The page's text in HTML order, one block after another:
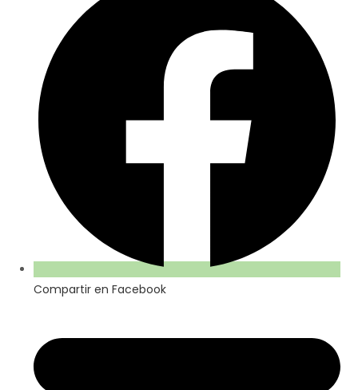
Compartir en Facebook